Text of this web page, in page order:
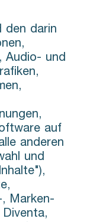
den darin
Audio- und
auf
anderen
und
Marken-